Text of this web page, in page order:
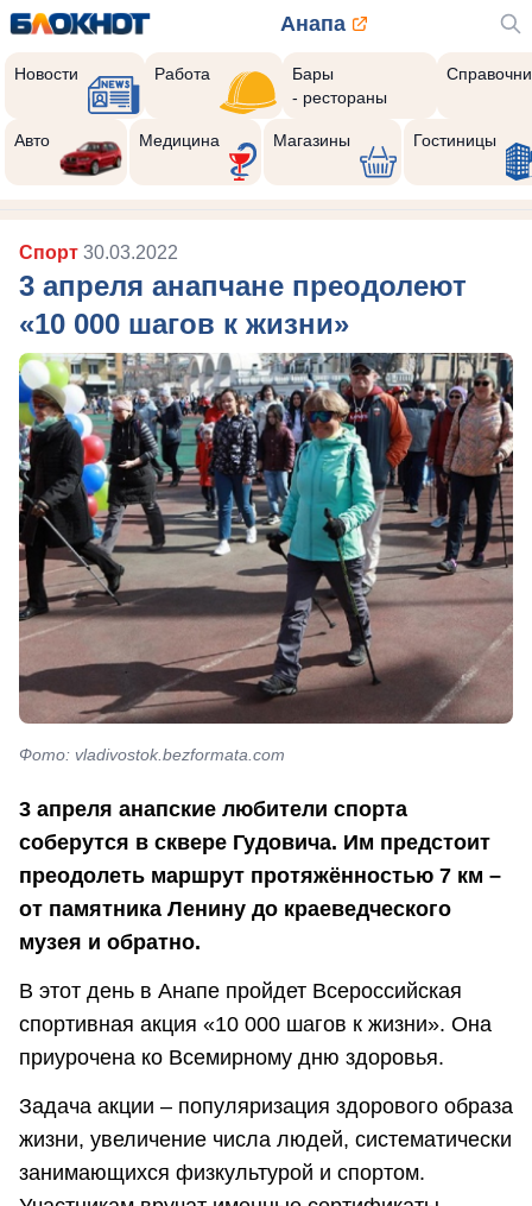
Анапа
Новости Работа
Бары
- рестораны
Авто Медицина Магазины Гостиницы
Спорт 30.03.2022
3 апреля анапчане преодолеют
«10 000 шагов к жизни»
Фото: vladivostok.bezformata.com
3 апреля анапские любители спорта
соберутся в сквере Гудовича. Им предстоит
преодолеть маршрут протяжённостью 7 км –
от памятника Ленину до краеведческого
музея и обратно.
В этот день в Анапе пройдет Всероссийская
спортивная акция «10 000 шагов к жизни». Она
приурочена ко Всемирному дню здоровья.
Задача акции – популяризация здорового образа
жизни, увеличение числа людей, систематически
занимающихся физкультурой и спортом.